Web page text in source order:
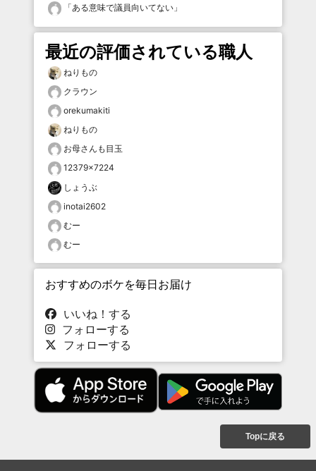
「ある意味で議員向いてない 」
最近の評価されている職人
ねりもの
クラウン
orekumakiti
ねりもの
お母さんも目玉
12379×7224
しょうぶ
inotai2602
むー
むー
おすすめのボケを毎日お届け
いいね！する
フォローする
フォローする
Topに戻る